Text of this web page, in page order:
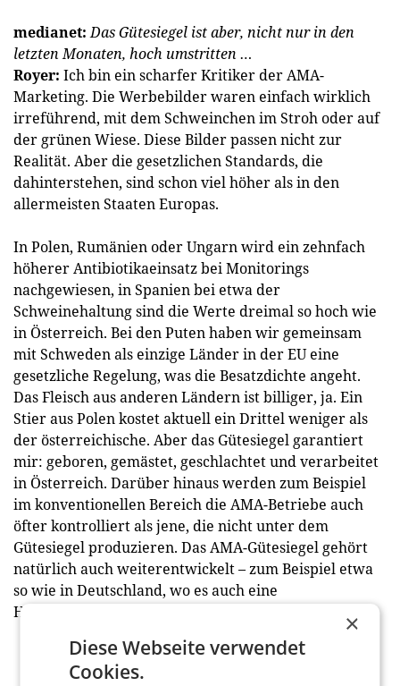
medianet:Das Gütesiegel ist aber, nicht nur in den
letzten Monaten, hoch umstritten …
Royer: Ich bin ein scharfer Kritiker der AMA-
Marketing. Die Werbebilder waren einfach wirklich
irreführend, mit dem Schweinchen im Stroh oder auf
der grünen Wiese. Diese Bilder passen nicht zur
Realität. Aber die gesetzlichen Standards, die
dahinterstehen, sind schon viel höher als in den
allermeisten Staaten Europas.
In Polen, Rumänien oder Ungarn wird ein zehnfach
höherer Antibiotikaeinsatz bei Monitorings
nachgewiesen, in Spanien bei etwa der
Schweinehaltung sind die Werte dreimal so hoch wie
in Österreich. Bei den Puten haben wir gemeinsam
mit Schweden als einzige Länder in der EU eine
gesetzliche Regelung, was die Besatzdichte angeht.
Das Fleisch aus anderen Ländern ist billiger, ja. Ein
Stier aus Polen kostet aktuell ein Drittel weniger als
der österreichische. Aber das Gütesiegel garantiert
mir: geboren, gemästet, geschlachtet und verarbeitet
in Österreich. Darüber hinaus werden zum Beispiel
im konventionellen Bereich die AMA-Betriebe auch
öfter kontrolliert als jene, die nicht unter dem
Gütesiegel produzieren. Das AMA-Gütesiegel gehört
natürlich auch weiterentwickelt – zum Beispiel etwa
so wie in Deutschland, wo es auch eine
Haltungskennzeichnung gibt.
×
Diese Webseite verwendet
Cookies.